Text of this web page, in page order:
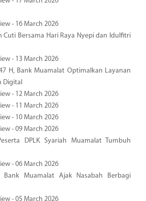
- 16 March 2026
Cuti Bersama Hari Raya Nyepi dan Idulfitri
- 13 March 2026
H, Bank Muamalat Optimalkan Layanan
Digital
- 12 March 2026
- 11 March 2026
- 10 March 2026
- 09 March 2026
DPLK Syariah Muamalat Tumbuh
- 06 March 2026
Bank Muamalat Ajak Nasabah Berbagi
- 05 March 2026